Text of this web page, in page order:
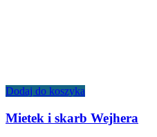
Dodaj do koszyka
Mietek i skarb Wejhera